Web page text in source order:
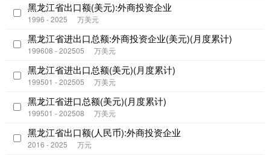
黑龙江省出口额(美元):外商投资企业
1996 - 2025 万美元
黑龙江省进出口总额:外商投资企业(美元)(月度累计)
199608 - 202505 万美元
黑龙江省进出口总额(美元)(月度累计)
199501 - 202505 万美元
黑龙江省进口总额(美元)(月度累计)
199501 - 202508 万美元
黑龙江省出口额(人民币):外商投资企业
2016 - 2025 万元